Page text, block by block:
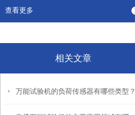
查看更多
相关文章
万能试验机的负荷传感器有哪些类型？